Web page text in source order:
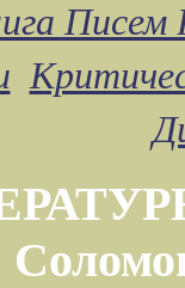
Писем